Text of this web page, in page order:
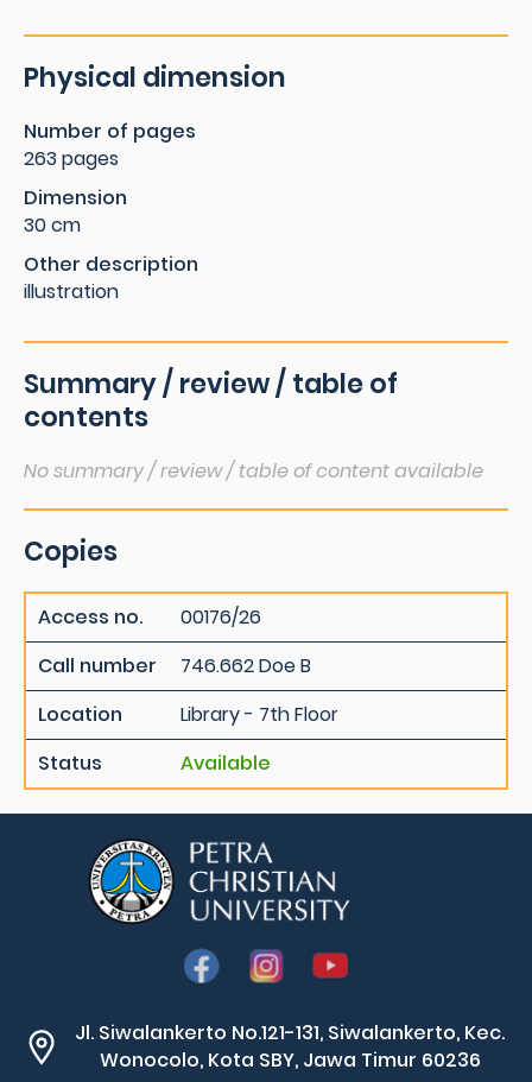
Physical dimension
Number of pages
263 pages
Dimension
30 cm
Other description
illustration
Summary / review / table of
contents
No summary / review / table of content available
Copies
Access no.
00176/26
Call number
746.662 Doe B
Location
Library - 7th Floor
Status
Available
Jl. Siwalankerto No.121-131, Siwalankerto, Kec.
Wonocolo, Kota SBY, Jawa Timur 60236